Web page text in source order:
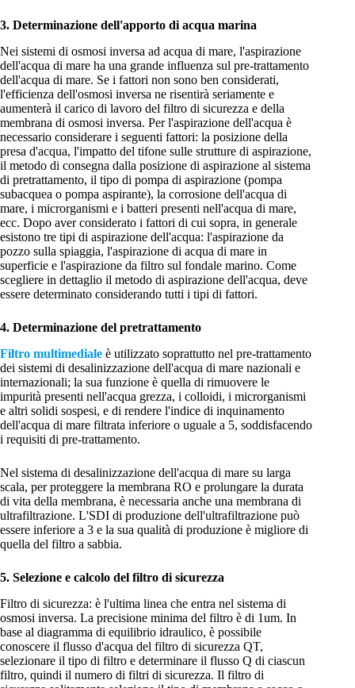
3. Determinazione dell'apporto di acqua marina
Nei sistemi di osmosi inversa ad acqua di mare, l'aspirazione
dell'acqua di mare ha una grande influenza sul pre-trattamento
dell'acqua di mare. Se i fattori non sono ben considerati,
l'efficienza dell'osmosi inversa ne risentirà seriamente e
aumenterà il carico di lavoro del filtro di sicurezza e della
membrana di osmosi inversa. Per l'aspirazione dell'acqua è
necessario considerare i seguenti fattori: la posizione della
presa d'acqua, l'impatto del tifone sulle strutture di aspirazione,
il metodo di consegna dalla posizione di aspirazione al sistema
di pretrattamento, il tipo di pompa di aspirazione (pompa
subacquea o pompa aspirante), la corrosione dell'acqua di
mare, i microrganismi e i batteri presenti nell'acqua di mare,
ecc. Dopo aver considerato i fattori di cui sopra, in generale
esistono tre tipi di aspirazione dell'acqua: l'aspirazione da
pozzo sulla spiaggia, l'aspirazione di acqua di mare in
superficie e l'aspirazione da filtro sul fondale marino. Come
scegliere in dettaglio il metodo di aspirazione dell'acqua, deve
essere determinato considerando tutti i tipi di fattori.
4. Determinazione del pretrattamento
Filtro multimediale è utilizzato soprattutto nel pre-trattamento
dei sistemi di desalinizzazione dell'acqua di mare nazionali e
internazionali; la sua funzione è quella di rimuovere le
impurità presenti nell'acqua grezza, i colloidi, i microrganismi
e altri solidi sospesi, e di rendere l'indice di inquinamento
dell'acqua di mare filtrata inferiore o uguale a 5, soddisfacendo
i requisiti di pre-trattamento.
Nel sistema di desalinizzazione dell'acqua di mare su larga
scala, per proteggere la membrana RO e prolungare la durata
di vita della membrana, è necessaria anche una membrana di
ultrafiltrazione. L'SDI di produzione dell'ultrafiltrazione può
essere inferiore a 3 e la sua qualità di produzione è migliore di
quella del filtro a sabbia.
5. Selezione e calcolo del filtro di sicurezza
Filtro di sicurezza: è l'ultima linea che entra nel sistema di
osmosi inversa. La precisione minima del filtro è di 1um. In
base al diagramma di equilibrio idraulico, è possibile
conoscere il flusso d'acqua del filtro di sicurezza QT,
selezionare il tipo di filtro e determinare il flusso Q di ciascun
filtro, quindi il numero di filtri di sicurezza. Il filtro di